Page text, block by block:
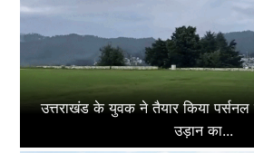
उत्तराखंड के युवक ने तैयार किया
उड़ान का...